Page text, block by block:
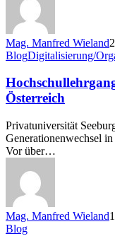
Mag. Manfred Wieland
Hochschullehrgang
Stiftungsmanagement
in
Österreich
BlogDigitalisierung/
Österreich
Privatuniversität
Generationenwechsel
Vor über…
Mag. Manfred Wieland
Inspiration,
Blog